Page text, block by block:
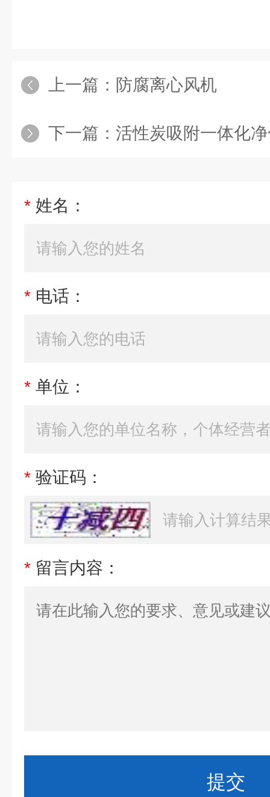
上一篇： 防腐离心风机
下一篇： 活性炭吸附一体化
* 姓名：
* 电话：
* 单位：
* 验证码：
* 留言内容：